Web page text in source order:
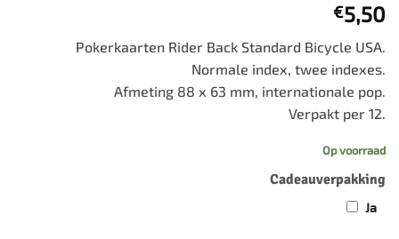
€5,50
Pokerkaarten Rider Back Standard Bicycle USA.
Normale index, twee indexes.
Afmeting 88 x 63 mm, internationale pop.
Verpakt per 12.
Op voorraad
Cadeauverpakking
Ja